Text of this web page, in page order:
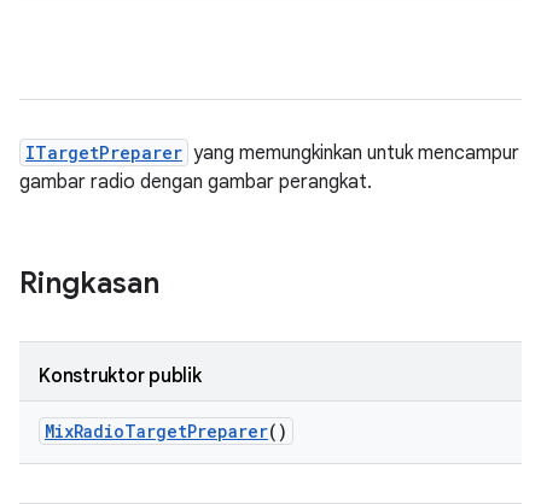
ITargetPreparer yang memungkinkan untuk mencampur
gambar radio dengan gambar perangkat.
Ringkasan
Konstruktor publik
MixRadioTargetPreparer()